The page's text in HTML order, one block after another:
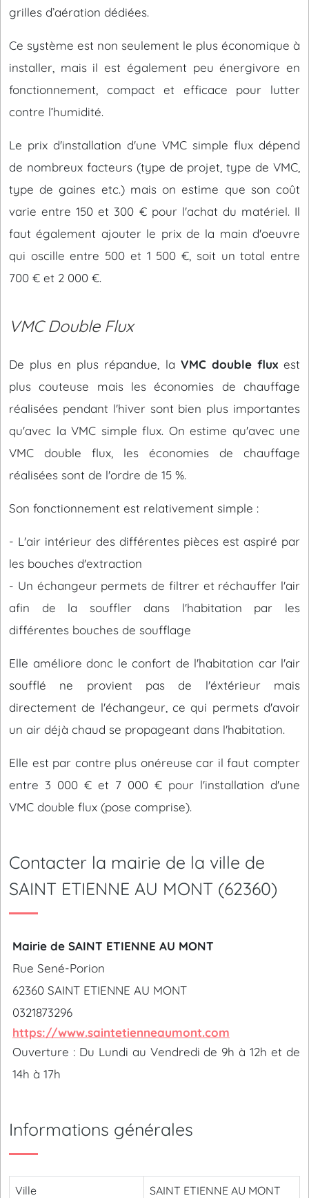
grilles d’aération dédiées.
Ce système est non seulement le plus économique à
installer, mais il est également peu énergivore en
fonctionnement, compact et efficace pour lutter
contre l’humidité.
Le prix d'installation d'une VMC simple flux dépend
de nombreux facteurs (type de projet, type de VMC,
type de gaines etc.) mais on estime que son coût
varie entre 150 et 300 € pour l'achat du matériel. Il
faut également ajouter le prix de la main d'oeuvre
qui oscille entre 500 et 1 500 €, soit un total entre
700 € et 2 000 €.
VMC Double Flux
De plus en plus répandue, la VMC double fluxest
plus couteuse mais les économies de chauffage
réalisées pendant l'hiver sont bien plus importantes
qu'avec la VMC simple flux. On estime qu'avec une
VMC double flux, les économies de chauffage
réalisées sont de l'ordre de 15 %.
Son fonctionnement est relativement simple :
- L'air intérieur des différentes pièces est aspiré par
les bouches d'extraction
- Un échangeur permets de filtrer et réchauffer l'air
afin de la souffler dans l'habitation par les
différentes bouches de soufflage
Elle améliore donc le confort de l'habitation car l'air
soufflé ne provient pas de l'éxtérieur mais
directement de l'échangeur, ce qui permets d'avoir
un air déjà chaud se propageant dans l'habitation.
Elle est par contre plus onéreuse car il faut compter
entre 3 000 € et 7 000 € pour l'installation d'une
VMC double flux (pose comprise).
Contacter la mairie de la ville de
SAINT ETIENNE AU MONT (62360)
Mairie de SAINT ETIENNE AU MONT
Rue Sené-Porion
62360 SAINT ETIENNE AU MONT
0321873296
https://www.saintetienneaumont.com
Ouverture : Du Lundi au Vendredi de 9h à 12h et de
14h à 17h
Informations générales
Ville SAINT ETIENNE AU MONT